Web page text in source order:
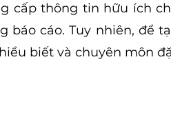
cấp thông tin hữu ích
báo cáo. Tuy nhiên, để
biết và chuyên môn